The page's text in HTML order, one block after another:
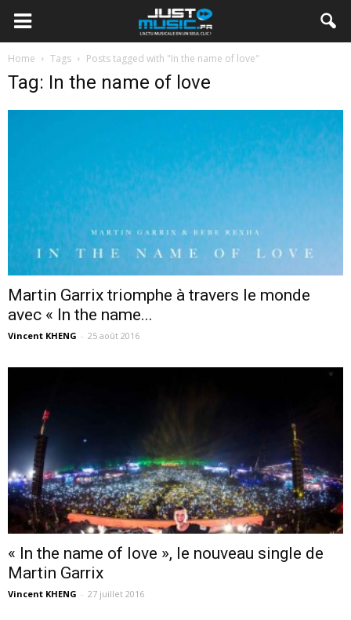
Home Tags Posts tagged with "In the name of love"
Tag: In the name of love
Martin Garrix triomphe à travers le monde
avec « In the name...
Vincent KHENG - 25 août 2016
« In the name of love », le nouveau single de
Martin Garrix
Vincent KHENG - 27 juillet 2016